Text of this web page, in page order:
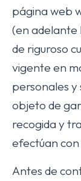
página web
(en adelante
de riguroso
vigente en
personales y
objeto de
recogida y
efectúan
Antes de